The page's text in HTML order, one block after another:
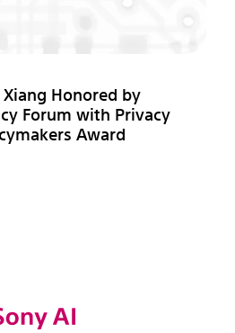
Xiang Honored by
Forum with Privacy
Award